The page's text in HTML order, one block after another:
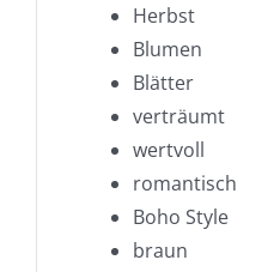
Herbst
Blumen
Blätter
verträumt
wertvoll
romantisch
Boho Style
braun